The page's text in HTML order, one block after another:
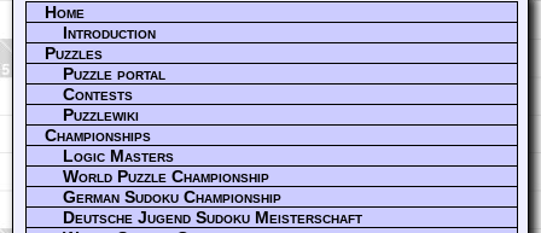
Home
Introduction
Puzzles
Puzzle portal
Contests
Puzzlewiki
Championships
Logic Masters
World Puzzle Championship
German Sudoku Championship
Deutsche Jugend Sudoku Meisterschaft